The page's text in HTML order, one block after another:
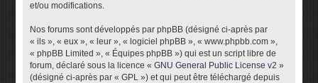
et/ou modifications.
Nos forums sont développés par phpBB (désigné ci-après par
« ils », « eux », « leur », « logiciel phpBB », « www.phpbb.com »,
« phpBB Limited », « Équipes phpBB ») qui est un script libre de
forum, déclaré sous la licence «GNU General Public License v2 »
(désigné ci-après par « GPL ») et qui peut être téléchargé depuis